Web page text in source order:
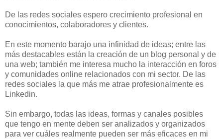
De las redes sociales espero crecimiento profesional en
conocimientos, colaboradores y clientes.
En este momento barajo una infinidad de ideas; entre las
más destacables están la creación de un blog personal y de
una web; también me interesa mucho la interacción en foros
y comunidades online relacionados con mi sector. De las
redes sociales la que más me atrae profesionalmente es
Linkedin.
Sin embargo, todas las ideas, formas y canales posibles
que tengo en mente deben ser analizados y organizados
para ver cuáles realmente pueden ser más eficaces en mi